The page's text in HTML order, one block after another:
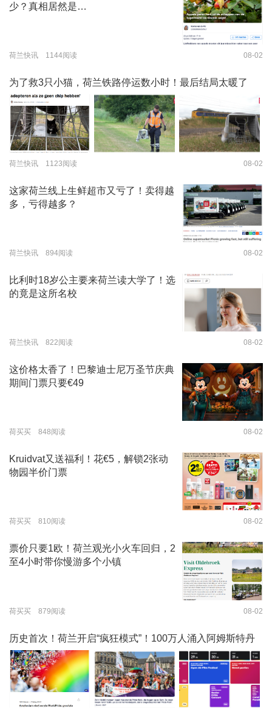
少？真相居然是…
荷兰快讯 1144阅读 08-02
为了救3只小猫，荷兰铁路停运数小时！最后结局太暖了
荷兰快讯 1123阅读 08-02
这家荷兰线上生鲜超市又亏了！卖得越
多，亏得越多？
荷兰快讯 894阅读 08-02
比利时18岁公主要来荷兰读大学了！选
的竟是这所名校
荷兰快讯 822阅读 08-02
这价格太香了！巴黎迪士尼万圣节庆典
期间门票只要€49
荷买买 848阅读 08-02
Kruidvat又送福利！花€5，解锁2张动
物园半价门票
荷买买 810阅读 08-02
票价只要1欧！荷兰观光小火车回归，2
至4小时带你慢游多个小镇
荷买买 879阅读 08-02
历史首次！荷兰开启“疯狂模式”！100万人涌入阿姆斯特丹